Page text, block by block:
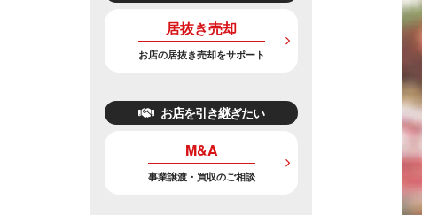
居抜き売却
お店の居抜き売却をサポート
お店を引き継ぎたい
M&A
事業譲渡・買収のご相談